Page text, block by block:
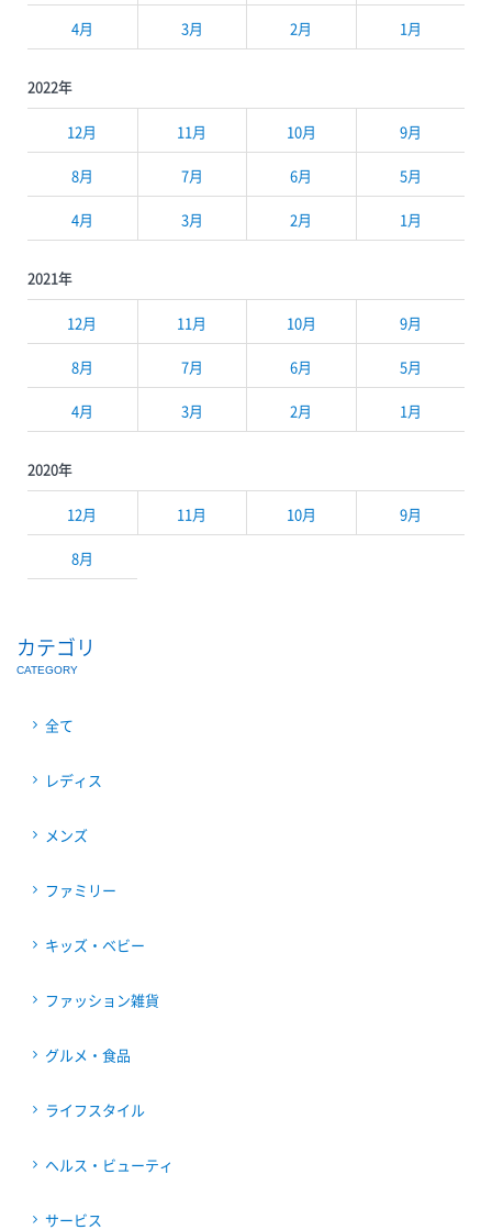
4月 3月 2月 1月
2022年
12月 11月 10月 9月
8月 7月 6月 5月
4月 3月 2月 1月
2021年
12月 11月 10月 9月
8月 7月 6月 5月
4月 3月 2月 1月
2020年
12月 11月 10月 9月
8月
カテゴリ
CATEGORY
全て
レディス
メンズ
ファミリー
キッズ・ベビー
ファッション雑貨
グルメ・食品
ライフスタイル
ヘルス・ビューティ
サービス